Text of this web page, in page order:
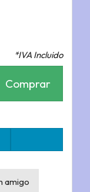
*IVA Incluido
Comprar
amigo